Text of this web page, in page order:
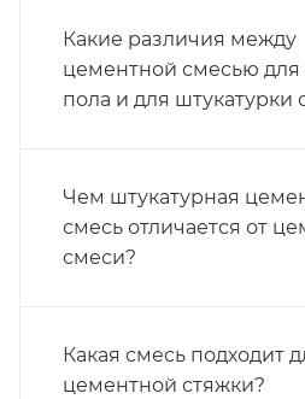
Какие различия между
цементной смесью для
пола и для штукатурки
Чем штукатурная
смесь отличается от
смеси?
Какая смесь подходит
цементной стяжки?